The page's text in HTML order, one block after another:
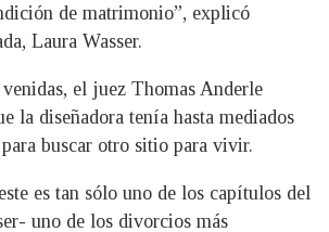
de matrimonio”, explicó
Laura Wasser.
el juez Thomas Anderle
la diseñadora tenía hasta mediados
buscar otro sitio para vivir.
es tan sólo uno de los capítulos del
uno de los divorcios más